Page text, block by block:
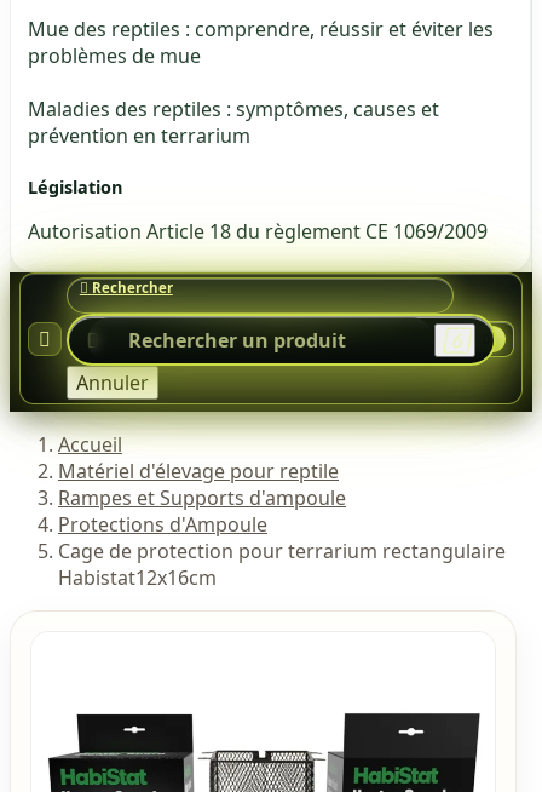
Mue des reptiles : comprendre, réussir et éviter les
problèmes de mue
Maladies des reptiles : symptômes, causes et
prévention en terrarium
Législation
Autorisation Article 18 du règlement CE 1069/2009



Annuler

Accueil
Matériel d'élevage pour reptile
Rampes et Supports d'ampoule
Protections d'Ampoule
Cage de protection pour terrarium rectangulaire
Habistat12x16cm